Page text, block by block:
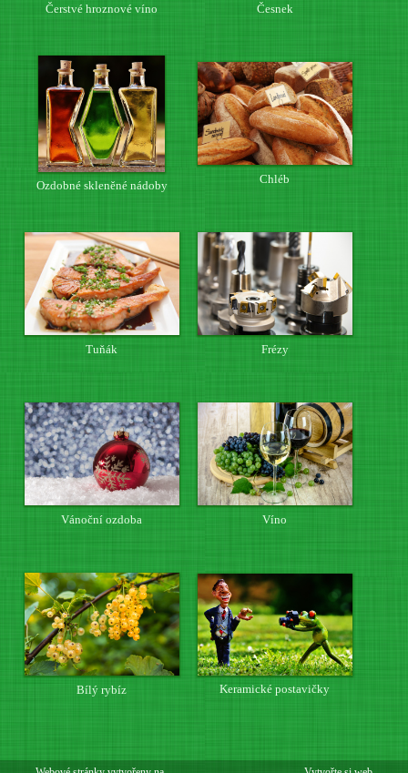
Čerstvé hroznové víno Česnek
Ozdobné skleněné nádoby Chléb
Tuňák Frézy
Vánoční ozdoba Víno
Bílý rybíz Keramické postavičky